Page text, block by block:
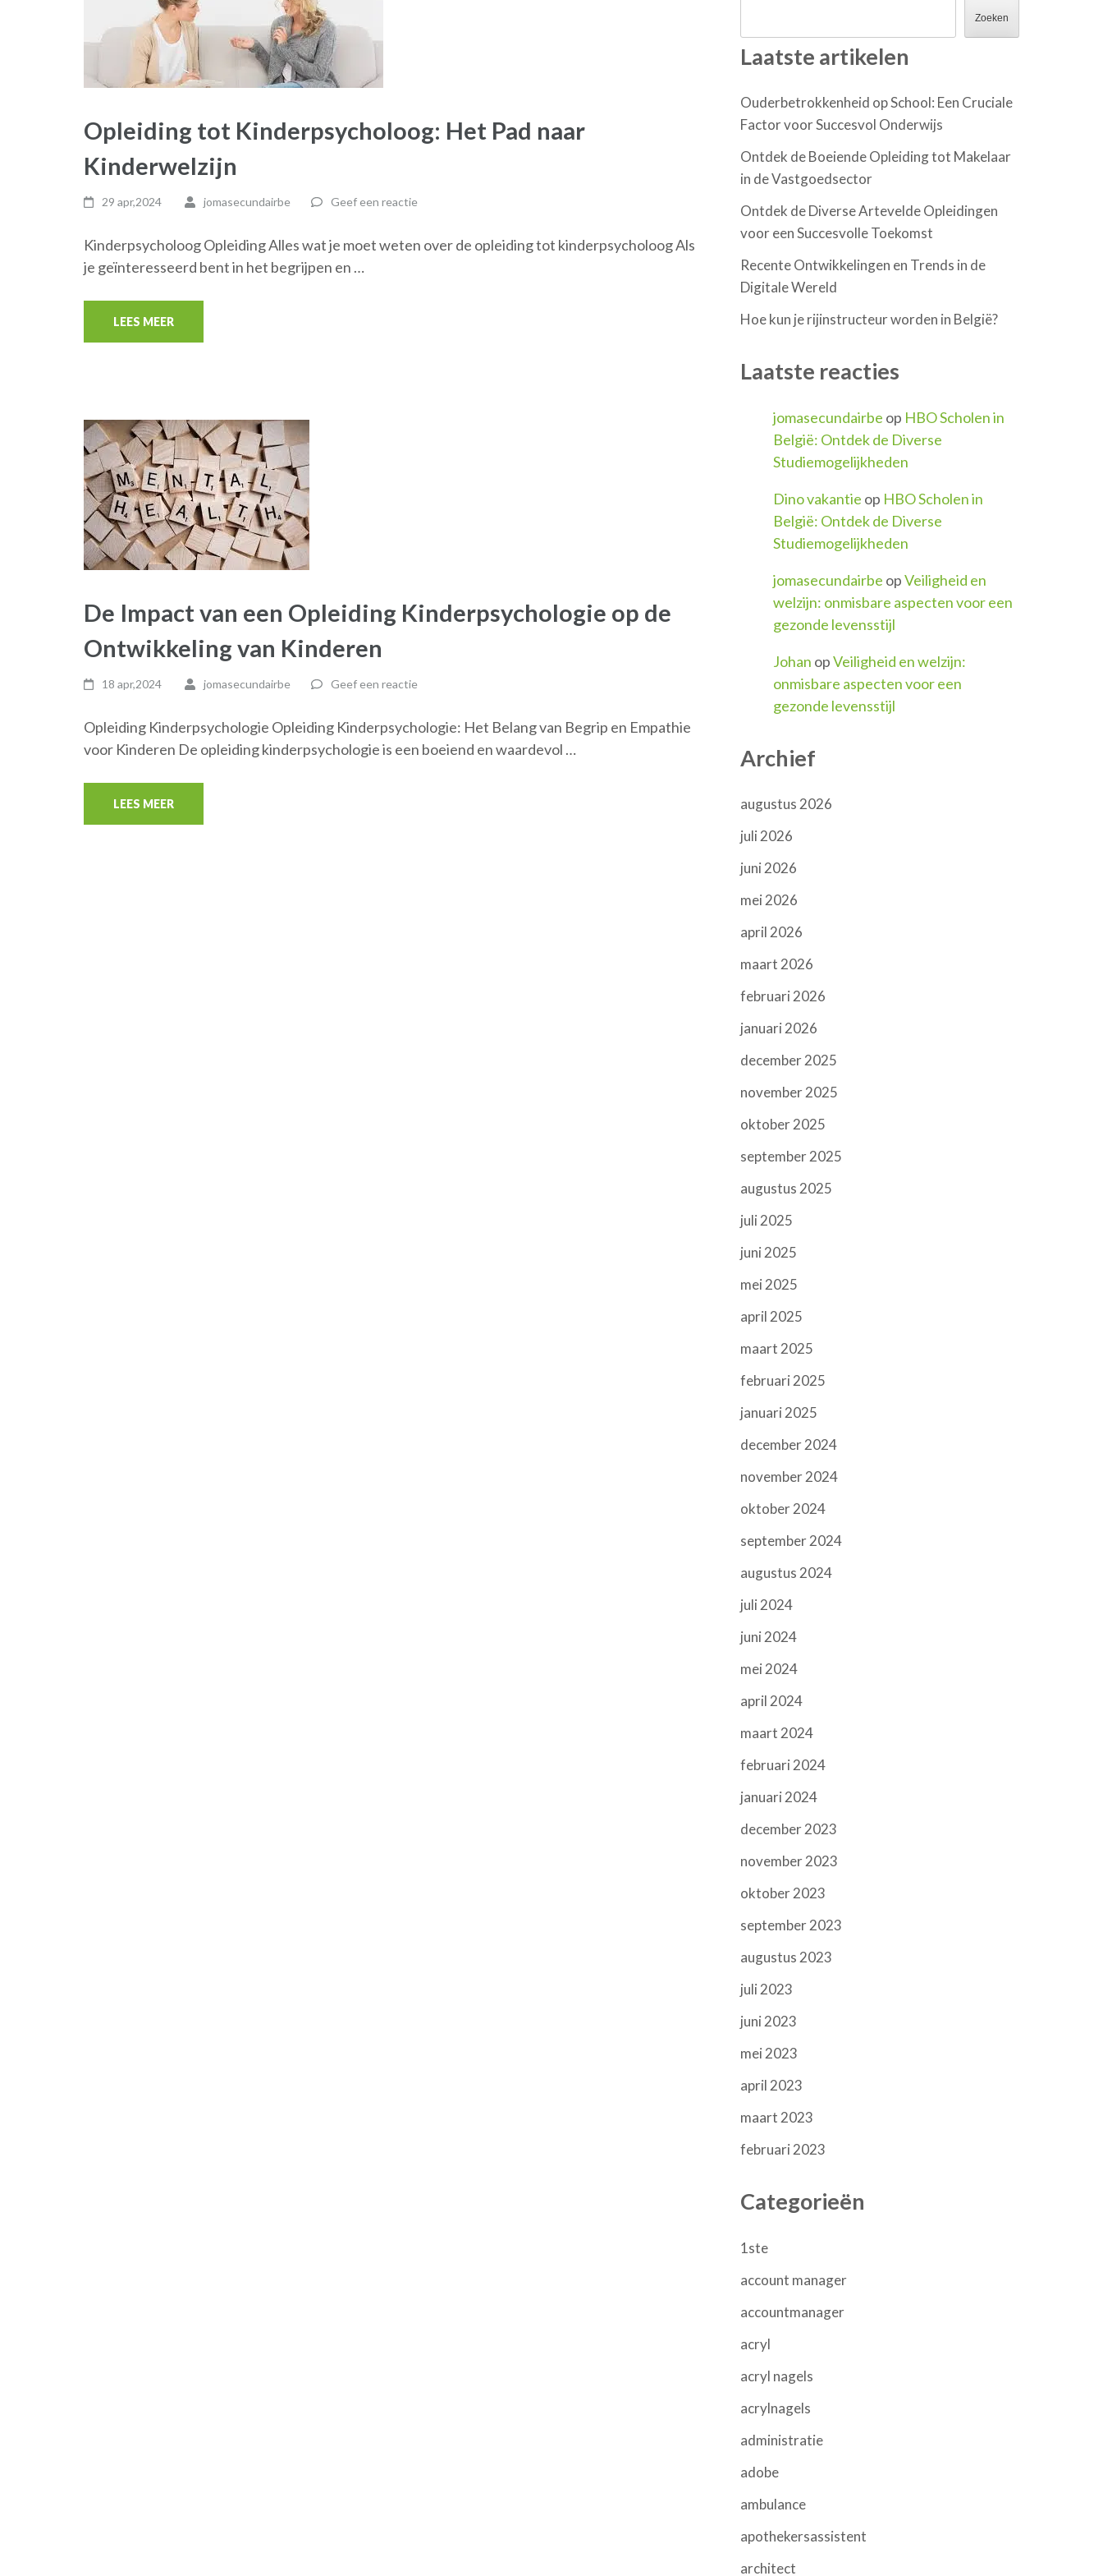
Opleiding tot Kinderpsycholoog: Het Pad naar
Kinderwelzijn
29 apr,2024 jomasecundairbe Geef een reactie
Kinderpsycholoog Opleiding Alles wat je moet weten over de opleiding tot kinderpsycholoog Als
je geïnteresseerd bent in het begrijpen en …
LEES MEER
De Impact van een Opleiding Kinderpsychologie op de
Ontwikkeling van Kinderen
18 apr,2024 jomasecundairbe Geef een reactie
Opleiding Kinderpsychologie Opleiding Kinderpsychologie: Het Belang van Begrip en Empathie
voor Kinderen De opleiding kinderpsychologie is een boeiend en waardevol …
LEES MEER
Zoeken
Laatste artikelen
Ouderbetrokkenheid op School: Een Cruciale
Factor voor Succesvol Onderwijs
Ontdek de Boeiende Opleiding tot Makelaar
in de Vastgoedsector
Ontdek de Diverse Artevelde Opleidingen
voor een Succesvolle Toekomst
Recente Ontwikkelingen en Trends in de
Digitale Wereld
Hoe kun je rijinstructeur worden in België?
Laatste reacties
jomasecundairbe op HBO Scholen in
België: Ontdek de Diverse
Studiemogelijkheden
Dino vakantie op HBO Scholen in
België: Ontdek de Diverse
Studiemogelijkheden
jomasecundairbe opVeiligheid en
welzijn: onmisbare aspecten voor een
gezonde levensstijl
Johan opVeiligheid en welzijn:
onmisbare aspecten voor een
gezonde levensstijl
Archief
augustus 2026
juli 2026
juni 2026
mei 2026
april 2026
maart 2026
februari 2026
januari 2026
december 2025
november 2025
oktober 2025
september 2025
augustus 2025
juli 2025
juni 2025
mei 2025
april 2025
maart 2025
februari 2025
januari 2025
december 2024
november 2024
oktober 2024
september 2024
augustus 2024
juli 2024
juni 2024
mei 2024
april 2024
maart 2024
februari 2024
januari 2024
december 2023
november 2023
oktober 2023
september 2023
augustus 2023
juli 2023
juni 2023
mei 2023
april 2023
maart 2023
februari 2023
Categorieën
1ste
account manager
accountmanager
acryl
acryl nagels
acrylnagels
administratie
adobe
ambulance
apothekersassistent
architect